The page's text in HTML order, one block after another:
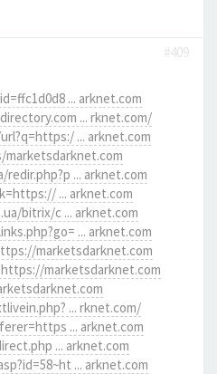
#409
... arknet.com
... rknet.com/
... arknet.com
... arknet.com
... arknet.com
bitrix/c ... arknet.com
... arknet.com
marketsdarknet.com
marketsdarknet.com
... rknet.com/
... arknet.com
... arknet.com
... arknet.com